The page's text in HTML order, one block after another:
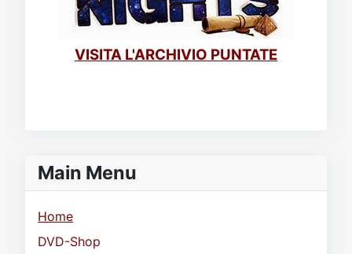
Main Menu
Home
DVD-Shop
VISITA L'ARCHIVIO PUNTATE